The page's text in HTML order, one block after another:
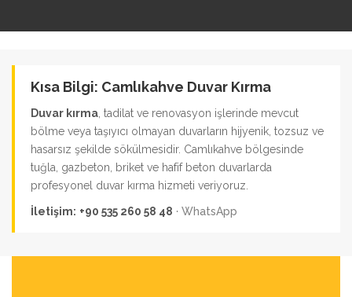
Kısa Bilgi: Camlıkahve Duvar Kırma
Duvar kırma , tadilat ve renovasyon işlerinde mevcut
bölme veya taşıyıcı olmayan duvarların hijyenik, tozsuz ve
hasarsız şekilde sökülmesidir. Camlıkahve bölgesinde
tuğla, gazbeton, briket ve hafif beton duvarlarda
profesyonel duvar kırma hizmeti veriyoruz.
İletişim: +90 535 260 58 48 · WhatsApp